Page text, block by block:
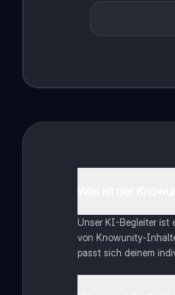
Unser KI-Begleiter ist
von Knowunity-
passt sich deinem